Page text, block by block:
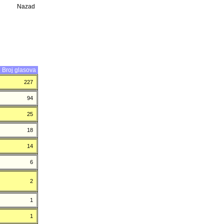
Nazad
Broj glasova
227
94
25
18
14
6
2
1
1